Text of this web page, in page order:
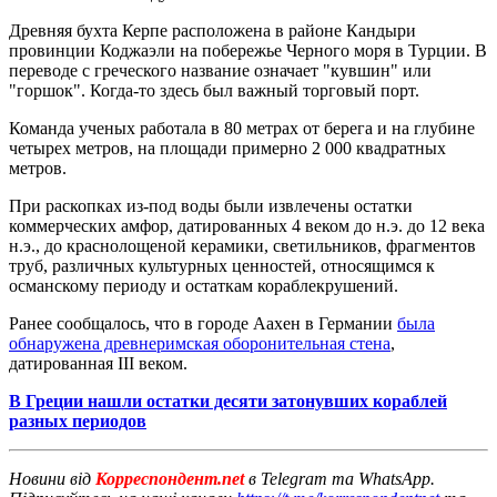
Древняя бухта Керпе расположена в районе Кандыри
провинции Коджаэли на побережье Черного моря в Турции. В
переводе с греческого название означает "кувшин" или
"горшок". Когда-то здесь был важный торговый порт.
Команда ученых работала в 80 метрах от берега и на глубине
четырех метров, на площади примерно 2 000 квадратных
метров.
При раскопках из-под воды были извлечены остатки
коммерческих амфор, датированных 4 веком до н.э. до 12 века
н.э., до краснолощеной керамики, светильников, фрагментов
труб, различных культурных ценностей, относящимся к
османскому периоду и остаткам кораблекрушений.
Ранее сообщалось, что в городе Аахен в Германии была
обнаружена древнеримская оборонительная стена,
датированная III веком.
В Греции нашли остатки десяти затонувших кораблей
разных периодов
Новини від Корреспондент.netв Telegram та WhatsApp.